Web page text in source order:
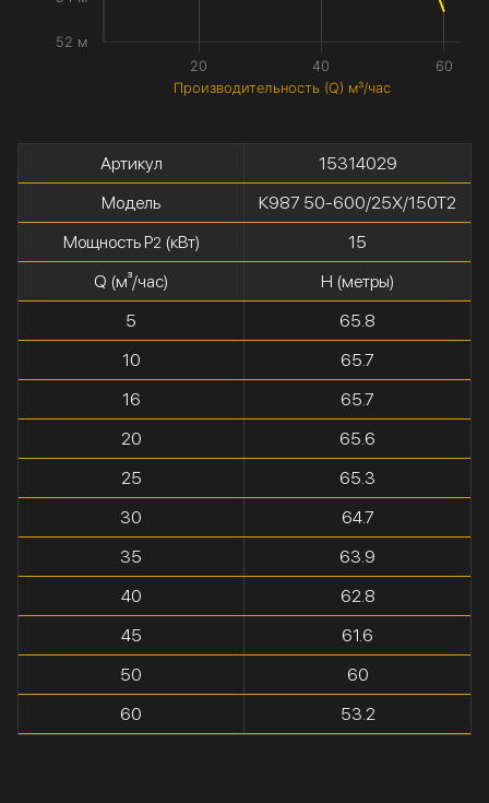
Производительность (Q) м³/час
20 40 60
52 м
Артикул
15314029
Модель
К987 50-600/25Х/150Т2
Мощность P2 (кВт)
15
Q (м³/час)
H (метры)
5
65.8
10
65.7
16
65.7
20
65.6
25
65.3
30
64.7
35
63.9
40
62.8
45
61.6
50
60
60
53.2